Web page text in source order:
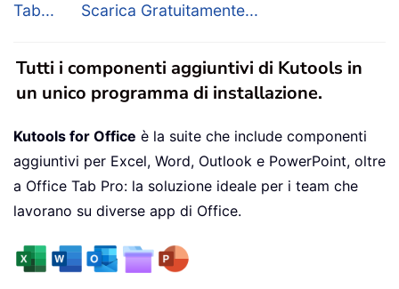
Tab...
Scarica Gratuitamente...
Tutti i componenti aggiuntivi di Kutools in
un unico programma di installazione.
Kutools for Office è la suite che include componenti
aggiuntivi per Excel, Word, Outlook e PowerPoint, oltre
a Office Tab Pro: la soluzione ideale per i team che
lavorano su diverse app di Office.